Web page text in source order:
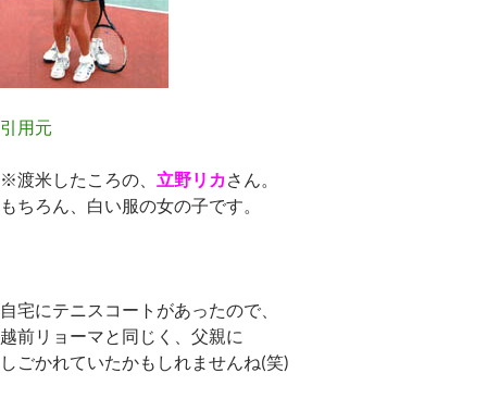
引用元
※渡米したころの、 立野リカさん。
もちろん、白い服の女の子です。
自宅にテニスコートがあったので、
越前リョーマと同じく、父親に
しごかれていたかもしれませんね(笑)